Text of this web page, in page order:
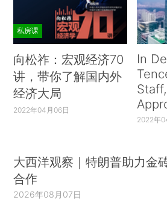
私房课
向松祚：宏观经济70
讲，带你了解国内外
经济大局
2022年04月06日
In
2022年
大西洋观察｜特朗普助力金
合作
2026年08月07日